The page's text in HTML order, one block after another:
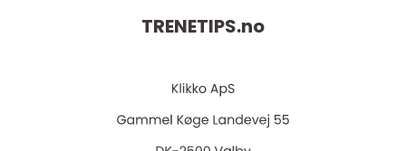
TRENETIPS.no